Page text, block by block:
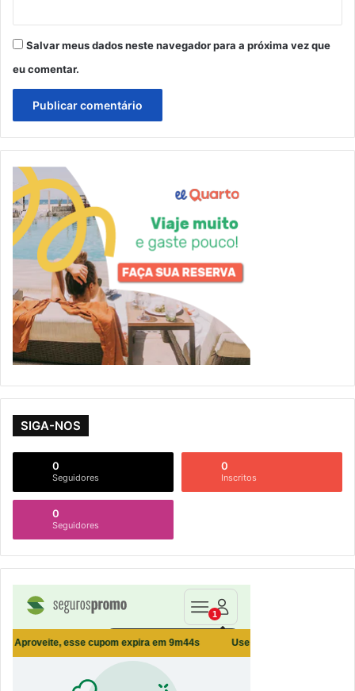
Salvar meus dados neste navegador para a próxima vez que
eu comentar.
SIGA-NOS
0
Seguidores
0
Inscritos
0
Seguidores